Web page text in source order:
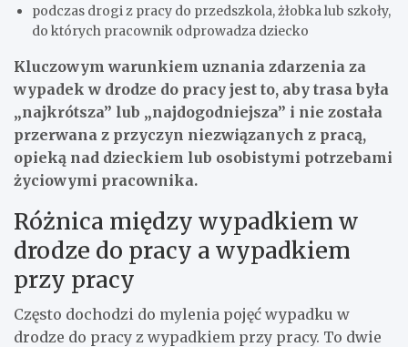
podczas drogi z pracy do przedszkola, żłobka lub szkoły,
do których pracownik odprowadza dziecko
Kluczowym warunkiem uznania zdarzenia za
wypadek w drodze do pracy jest to, aby trasa była
„najkrótsza” lub „najdogodniejsza” i nie została
przerwana z przyczyn niezwiązanych z pracą,
opieką nad dzieckiem lub osobistymi potrzebami
życiowymi pracownika.
Różnica między wypadkiem w
drodze do pracy a wypadkiem
przy pracy
Często dochodzi do mylenia pojęć wypadku w
drodze do pracy z wypadkiem przy pracy. To dwie